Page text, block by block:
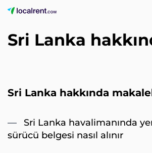
Sri Lanka
Sri Lanka hakkında
Sri Lanka havalimanında
sürücü belgesi nasıl alınır